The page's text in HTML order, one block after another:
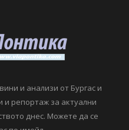
и анализи от Бургас и
и репортаж за актуални
днес. Можете да се